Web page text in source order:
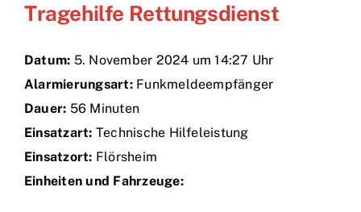
Bürgerinfo
Über uns
Technik
Tragehilfe Rettungsdienst
Datum: 5. November 2024 um 14:27 Uhr
Alarmierungsart:Funkmeldeempfänger
Dauer: 56 Minuten
Einsatzart: Technische Hilfeleistung
Einsatzort: Flörsheim
Einheiten und Fahrzeuge: